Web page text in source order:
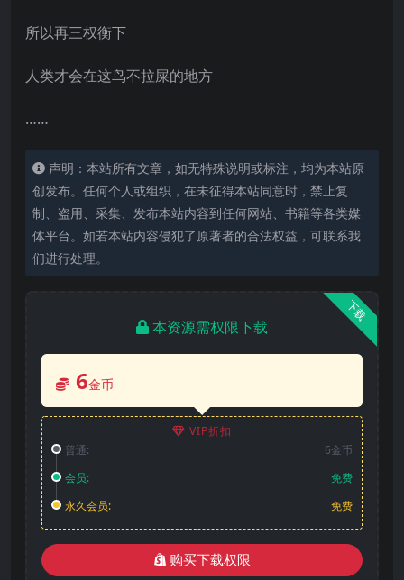
所以再三权衡下
人类才会在这鸟不拉屎的地方
……
声明：本站所有文章，如无特殊说明或标注，均为本站原
创发布。任何个人或组织，在未征得本站同意时，禁止复
制、盗用、采集、发布本站内容到任何网站、书籍等各类媒
体平台。如若本站内容侵犯了原著者的合法权益，可联系我
们进行处理。
下载
本资源需权限下载
6金币
VIP折扣
普通:
6金币
会员:
免费
永久会员:
免费
购买下载权限